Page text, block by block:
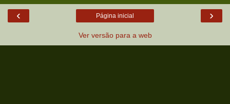
‹ ›
Página inicial
Ver versão para a web